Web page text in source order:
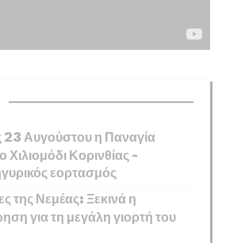
23 Αυγούστου η Παναγία
Κορινθίας –
εορτασμός
της Νεμέας: Ξεκινά η
για τη μεγάλη γιορτή του